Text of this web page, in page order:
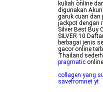
kuliah online
digunakan
garuk cuan dan
jackpot dengan
Silver Best Buy
SILVER 10
berbagai jenis
gacor online
Thailand
pragmatic
collagen yang
savefromnet yt